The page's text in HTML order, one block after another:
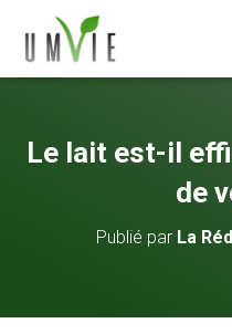
Le lait est-il
de
Publié par La